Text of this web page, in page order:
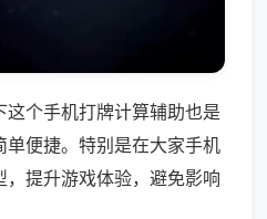
这个手机打牌计算辅助也是
单便捷。特别是在大家手机
提升游戏体验，避免影响